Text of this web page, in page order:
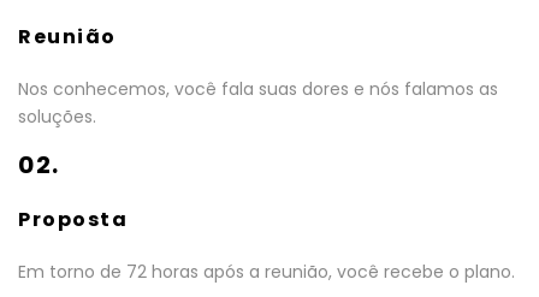
Reunião
Nos conhecemos, você fala suas dores e nós falamos as
soluções.
02.
Proposta
Em torno de 72 horas após a reunião, você recebe o plano.